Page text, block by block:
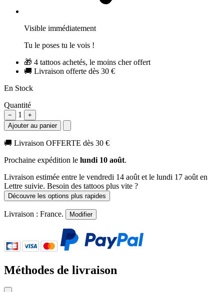
Visible immédiatement
Tu le poses tu le vois !
🎁 4 tattoos achetés, le moins cher offert
🚚 Livraison offerte dès 30 €
En Stock
Quantité
− 1
+
Ajouter au panier
🚚 Livraison OFFERTE dès 30 €
Prochaine expédition le lundi 10 août.
Livraison estimée entre le vendredi 14 août et le lundi 17 août en
Lettre suivie. Besoin des tattoos plus vite ?
Découvre les options plus rapides
Livraison : France. Modifier
Méthodes de livraison